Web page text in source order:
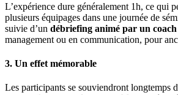
L’expérience dure généralement 1h, ce qui
plusieurs équipages dans une journée de
suivie d’un débriefing animé par un coach
management ou en communication, pour
3. Un effet mémorable
Les participants se souviendront longtemps